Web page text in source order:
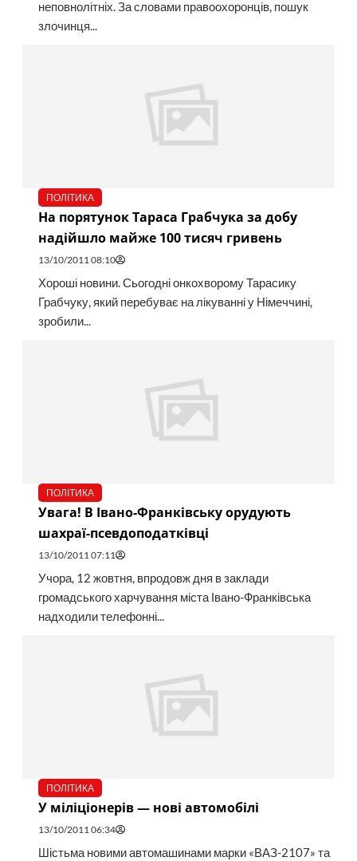
неповнолітніх. За словами правоохоронців, пошук
злочинця...
ПОЛІТИКА
На порятунок Тараса Грабчука за добу
надійшло майже 100 тисяч гривень
13/10/2011 08:10
Хороші новини. Сьогодні онкохворому Тарасику
Грабчуку, який перебуває на лікуванні у Німеччині,
зробили...
ПОЛІТИКА
Увага! В Івано-Франківську орудують
шахраї-псевдоподатківці
13/10/2011 07:11
Учора, 12 жовтня, впродовж дня в заклади
громадського харчування міста Івано-Франківська
надходили телефонні...
ПОЛІТИКА
У міліціонерів — нові автомобілі
13/10/2011 06:34
Шістьма новими автомашинами марки «ВАЗ-2107» та